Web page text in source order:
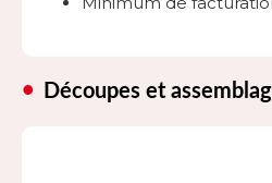
Découpes et